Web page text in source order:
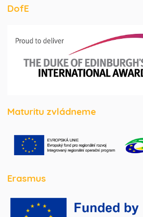
DofE
Maturitu zvládneme
Erasmus